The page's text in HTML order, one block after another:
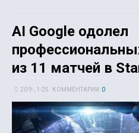
AI Google одолел
из 11 матчей в
20 9-, 1-25 КОММЕНТАРИИ: 0